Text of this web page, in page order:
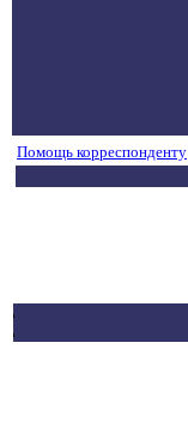
Помощь корреспонденту